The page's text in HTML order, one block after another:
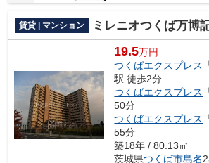
賃貸 | マンション ミレニオつくば万博
19.5万円
つくばエクスプレス
駅 徒歩2分
つくばエクスプレス
50分
つくばエクスプレス
55分
築18年 / 80.13㎡
茨城県つくば市島名